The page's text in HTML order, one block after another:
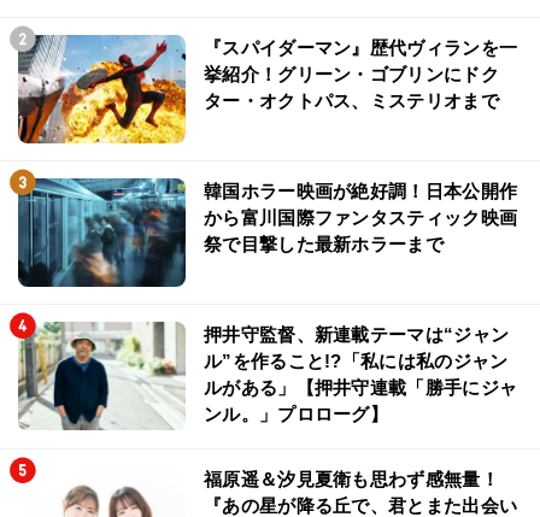
『スパイダーマン』歴代ヴィランを一
挙紹介！グリーン・ゴブリンにドク
ター・オクトパス、ミステリオまで
韓国ホラー映画が絶好調！日本公開作
から富川国際ファンタスティック映画
祭で目撃した最新ホラーまで
押井守監督、新連載テーマは“ジャン
ル”を作ること!?「私には私のジャン
ルがある」【押井守連載「勝手にジャ
ンル。」プロローグ】
福原遥＆汐見夏衛も思わず感無量！
『あの星が降る丘で、君とまた出会い